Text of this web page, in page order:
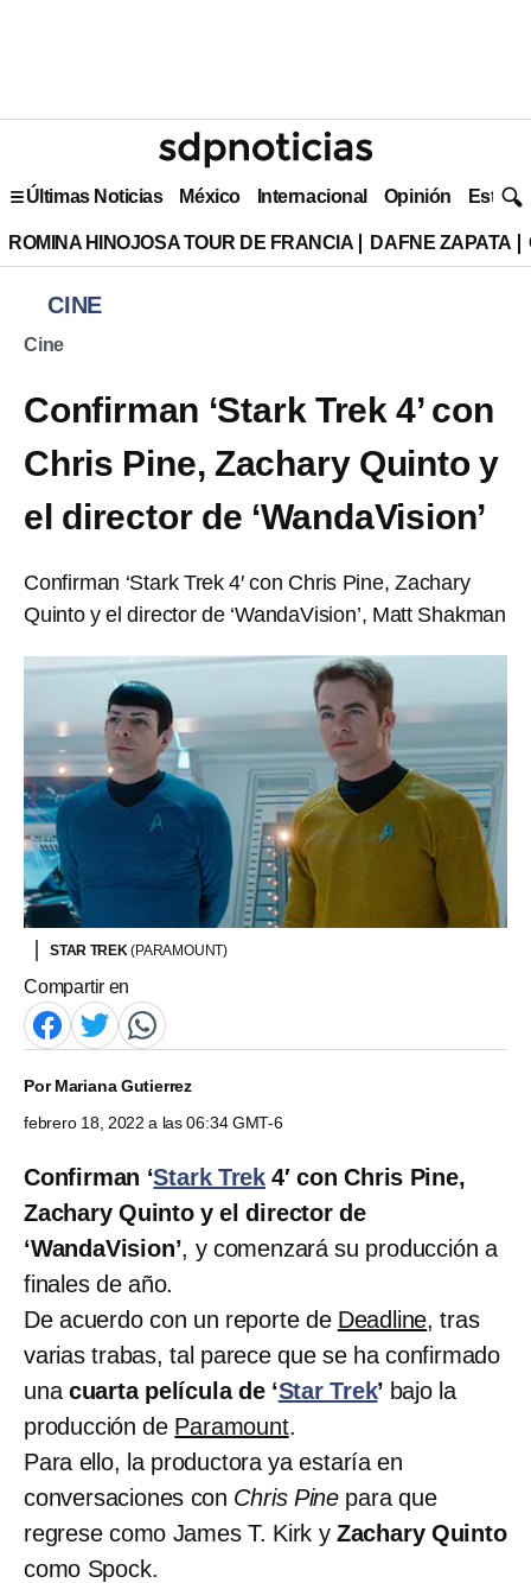
Últimas Noticias México Internacional Opinión Estilo
ROMINA HINOJOSA TOUR DE FRANCIA DAFNE ZAPATA
CINE
Cine
Confirman ‘Stark Trek 4’ con
Chris Pine, Zachary Quinto y
el director de ‘WandaVision’
Confirman ‘Stark Trek 4′ con Chris Pine, Zachary
Quinto y el director de ‘WandaVision’, Matt Shakman
STAR TREK(PARAMOUNT)
Compartir en
PorMariana Gutierrez
febrero 18, 2022 a las 06:34 GMT-6
Confirman ‘Stark Trek 4′ con Chris Pine,
Zachary Quinto y el director de
‘WandaVision’, y comenzará su producción a
finales de año.
De acuerdo con un reporte de Deadline, tras
varias trabas, tal parece que se ha confirmado
unacuarta película de ‘Star Trek’ bajo la
producción de Paramount.
Para ello, la productora ya estaría en
conversaciones con Chris Pine para que
regrese como James T. Kirk y Zachary Quinto
como Spock.